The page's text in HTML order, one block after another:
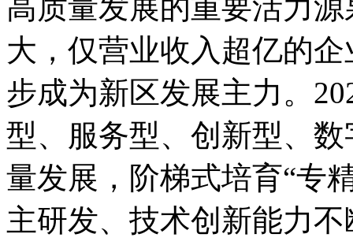
高质量发展的重要活力
大，仅营业收入超亿的
步成为新区发展主力。
型、服务型、创新型、
量发展，阶梯式培育“专
主研发、技术创新能力